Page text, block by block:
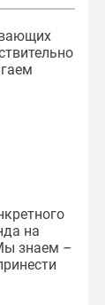
на
знаем –